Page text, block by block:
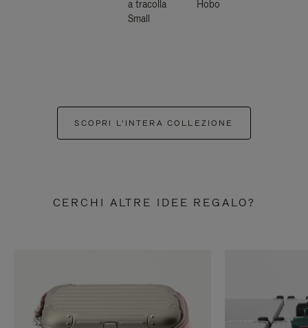
a tracolla
Small
Hobo
SCOPRI L'INTERA COLLEZIONE
CERCHI ALTRE IDEE REGALO?